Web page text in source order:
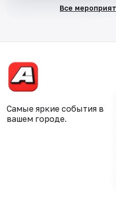
Все
Самые яркие события в
вашем городе.